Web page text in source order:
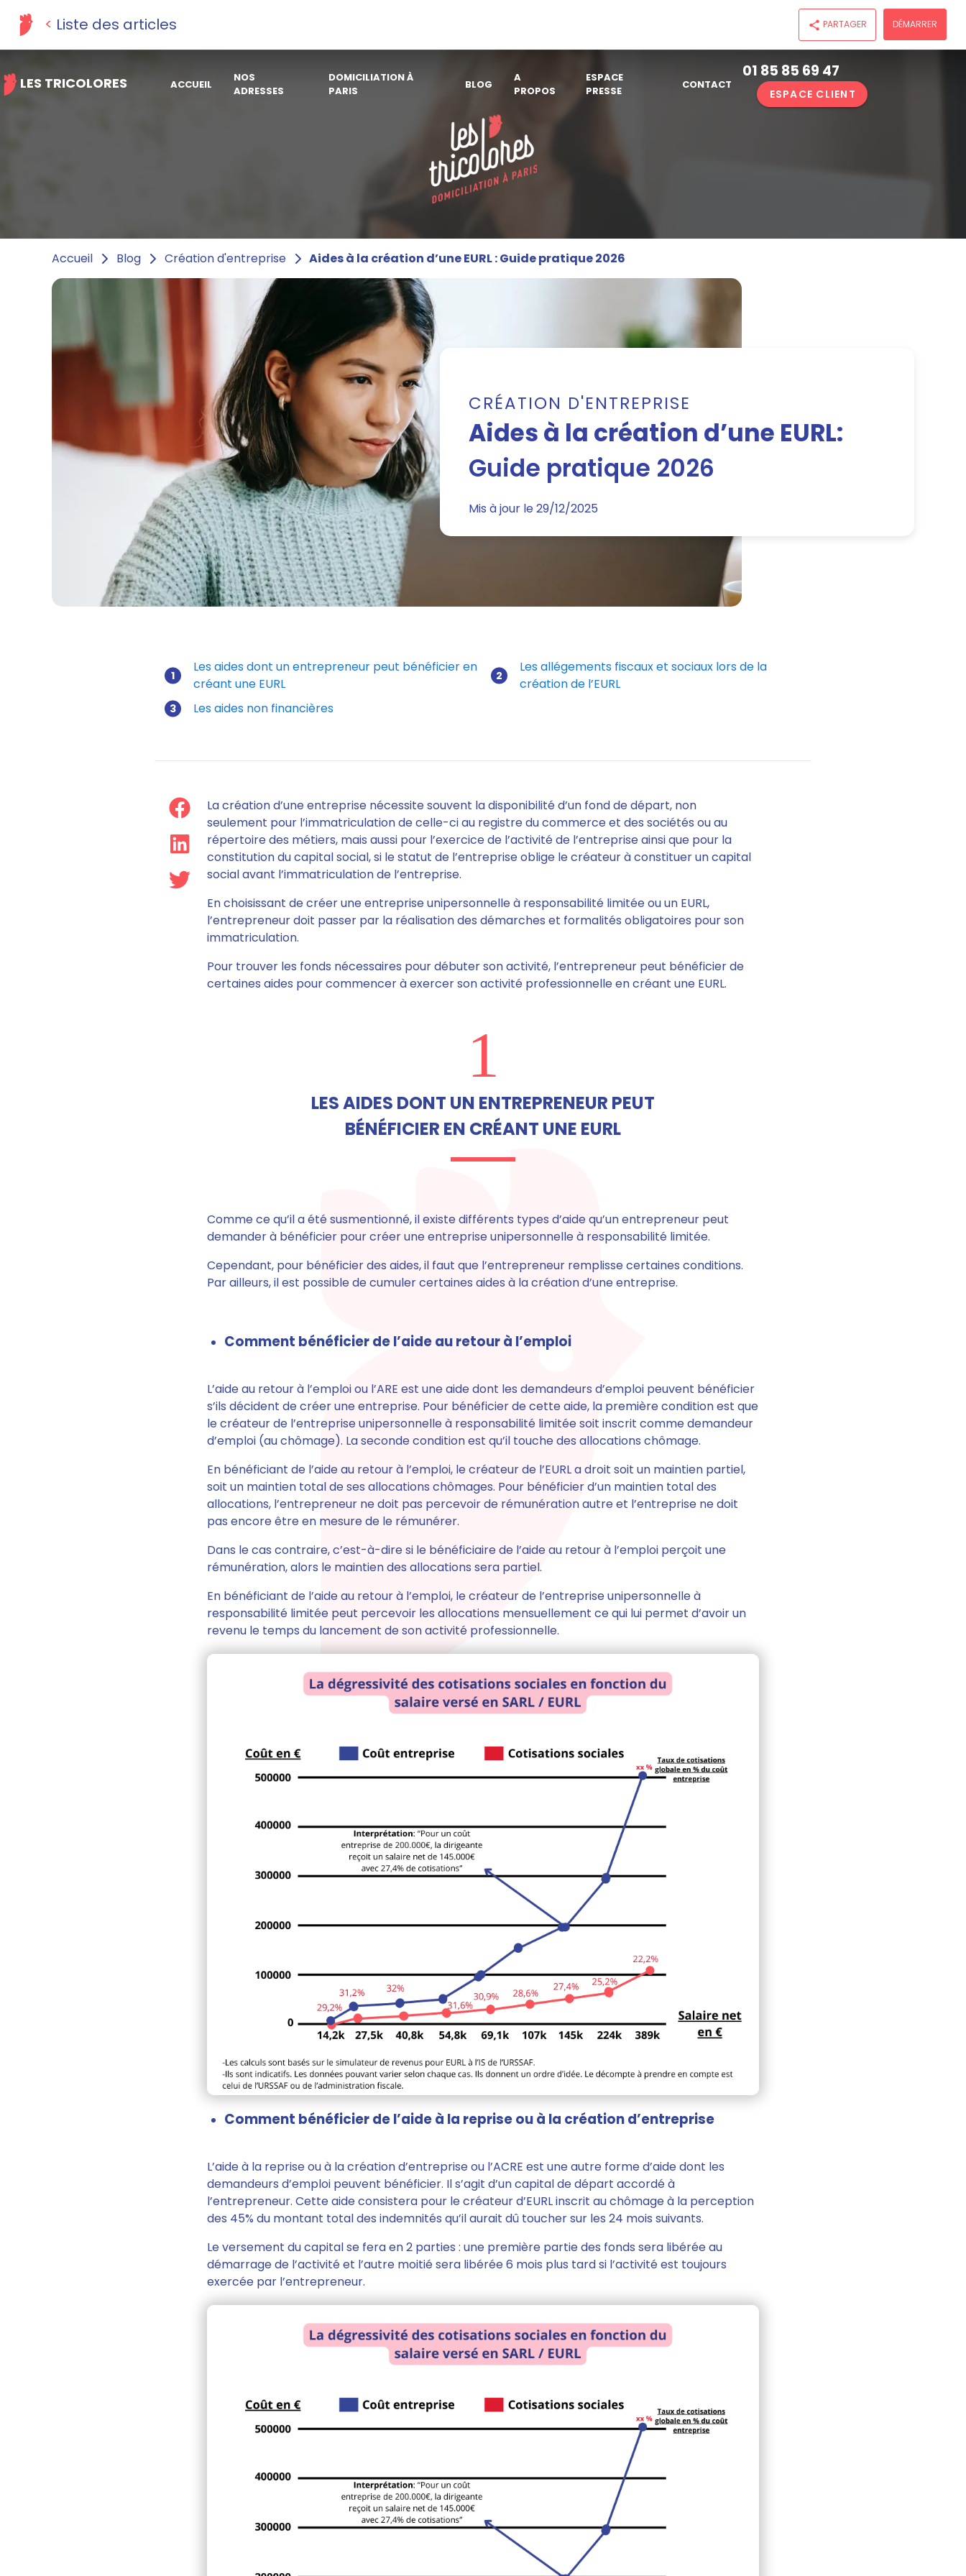
LES TRICOLORES ACCUEIL
NOS
ADRESSES
DOMICILIATION À
PARIS
BLOG
A
PROPOS
ESPACE
PRESSE
CONTACT
01 85 85 69 47
ESPACE CLIENT
Liste des articles share PARTAGER DÉMARRER
Accueil Blog Création d'entreprise Aides à la création d’une EURL : Guide pratique 2026
Aides à la création d'une EURL : Le guide pratique
CRÉATION D'ENTREPRISE
Aides à la création d’une EURL:
Guide pratique 2026
Mis à jour le 29/12/2025
Les aides dont un entrepreneur peut bénéficier en
créant une EURL
Les allégements fiscaux et sociaux lors de la
création de l’EURL
Les aides non financières
La création d’une entreprise nécessite souvent la disponibilité d’un fond de départ, non
seulement pour l’immatriculation de celle-ci au registre du commerce et des sociétés ou au
répertoire des métiers, mais aussi pour l’exercice de l’activité de l’entreprise ainsi que pour la
constitution du capital social, si le statut de l’entreprise oblige le créateur à constituer un capital
social avant l’immatriculation de l’entreprise.
En choisissant de créer une entreprise unipersonnelle à responsabilité limitée ou un EURL,
l’entrepreneur doit passer par la réalisation des démarches et formalités obligatoires pour son
immatriculation.
Pour trouver les fonds nécessaires pour débuter son activité, l’entrepreneur peut bénéficier de
certaines aides pour commencer à exercer son activité professionnelle en créant une EURL.
1
LES AIDES DONT UN ENTREPRENEUR PEUT
BÉNÉFICIER EN CRÉANT UNE EURL
Comme ce qu’il a été susmentionné, il existe différents types d’aide qu’un entrepreneur peut
demander à bénéficier pour créer une entreprise unipersonnelle à responsabilité limitée.
Cependant, pour bénéficier des aides, il faut que l’entrepreneur remplisse certaines conditions.
Par ailleurs, il est possible de cumuler certaines aides à la création d’une entreprise.
Comment bénéficier de l’aide au retour à l’emploi
L’aide au retour à l’emploi ou l’ARE est une aide dont les demandeurs d’emploi peuvent bénéficier
s’ils décident de créer une entreprise. Pour bénéficier de cette aide, la première condition est que
le créateur de l’entreprise unipersonnelle à responsabilité limitée soit inscrit comme demandeur
d’emploi (au chômage). La seconde condition est qu’il touche des allocations chômage.
En bénéficiant de l’aide au retour à l’emploi, le créateur de l’EURLa droit soit un maintien partiel,
soit un maintien totalde ses allocations chômages. Pour bénéficier d’un maintien total des
allocations, l’entrepreneur ne doit pas percevoir de rémunération autre et l’entreprise ne doit
pas encore être en mesure de le rémunérer.
Dans le cas contraire, c’est-à-dire si le bénéficiaire de l’aide au retour à l’emploi perçoit une
rémunération, alors le maintien des allocations sera partiel.
En bénéficiant de l’aide au retour à l’emploi, le créateur de l’entreprise unipersonnelle à
responsabilité limitée peut percevoir les allocations mensuellement ce qui lui permet d’avoir un
revenu le temps du lancement de son activité professionnelle.
Comment bénéficier de l’aide à la reprise ou à la création d’entreprise
L’aide à la reprise ou à la création d’entreprise ou l’ACRE est une autre forme d’aide dont les
demandeurs d’emploi peuvent bénéficier. Il s’agit d’un capital de départ accordé à
l’entrepreneur. Cette aide consistera pour le créateur d’EURL inscrit au chômage à la perception
des 45% du montant total des indemnités qu’il aurait dû toucher sur les 24 mois suivants.
Le versement du capital se fera en 2 parties : une première partie des fonds sera libérée au
démarrage de l’activité et l’autre moitié sera libérée 6 mois plus tard si l’activité est toujours
exercée par l’entrepreneur.